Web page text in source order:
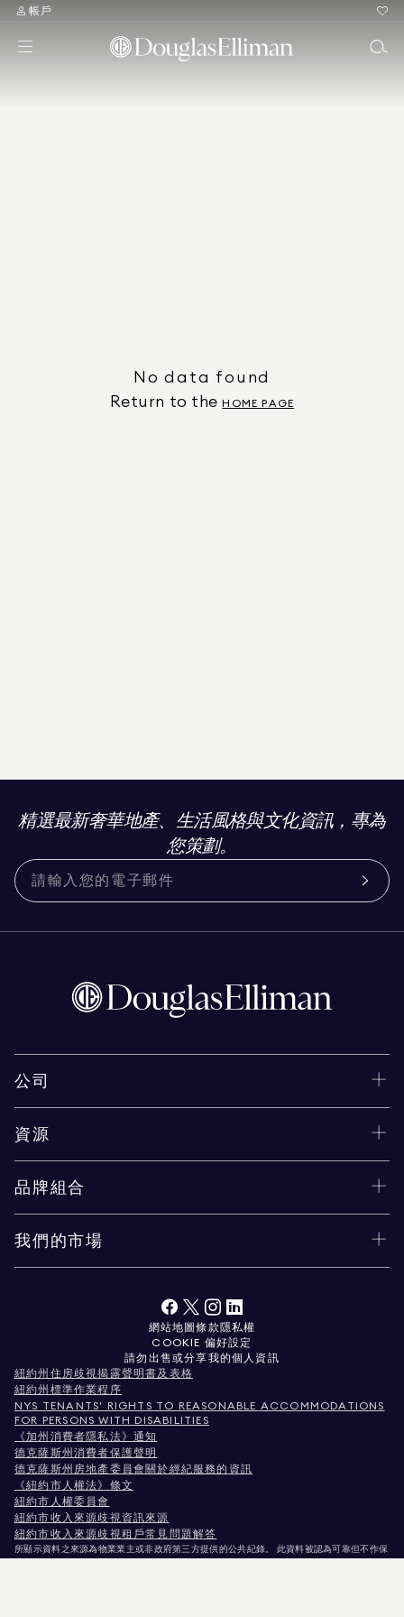
帳戶
No data found
Return to the HOME PAGE
精選最新奢華地產、生活風格與文化資訊，專為
您策劃。
公司
資源
品牌組合
我們的市場
網站地圖條款 隱私權
COOKIE 偏好設定
請勿出售或分享我的個人資訊
紐約州住房歧視揭露聲明書及表格
紐約州標準作業程序
NYS TENANTS' RIGHTS TO REASONABLE ACCOMMODATIONS
FOR PERSONS WITH DISABILITIES
《加州消費者隱私法》通知
德克薩斯州消費者保護聲明
德克薩斯州房地產委員會關於經紀服務的資訊
《紐約市人權法》條文
紐約市人權委員會
紐約市收入來源歧視資訊來源
紐約市收入來源歧視租戶常見問題解答
所顯示資料之來源為物業業主或非政府第三方提供的公共紀錄。 此資料被認為可靠但不作保